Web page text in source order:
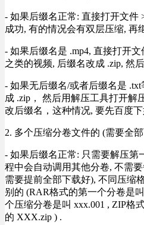
- 如果后缀名正常: 直接打开文件
成功, 有的情况会有双层压缩, 再
- 如果后缀名是 .mp4, 直接打开
之类的视频, 后缀名改成 .zip, 然
- 如果无后缀名/或者后缀名是
成 .zip， 然后用解压工具打开解
改后缀名，这种情况, 要先百度
2. 多个压缩分卷文件的 (需要全
- 如果后缀名正常: 只需要解压第
程中会自动调用其他分卷, 不需
需要提前全部下载好), 不同压缩
别的 (RAR格式的第一个分卷是
个压缩分卷是叫 xxx.001 , ZIP格
的 XXX.zip ) .